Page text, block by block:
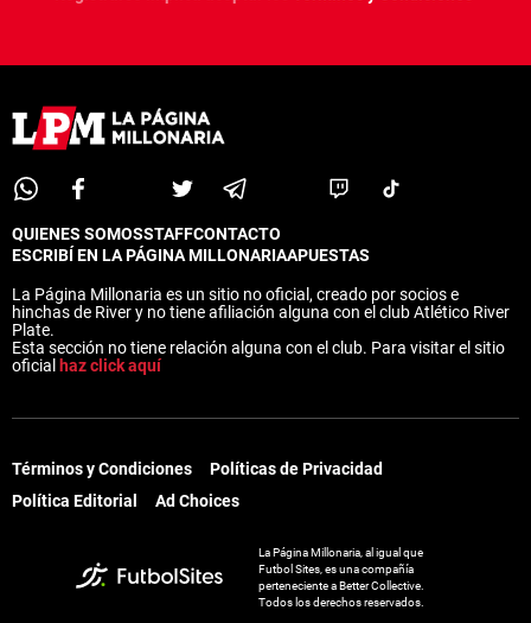
QUIENES SOMOSSTAFFCONTACTO
ESCRIBÍ EN LA PÁGINA MILLONARIAAPUESTAS
La Página Millonaria es un sitio no oficial, creado por socios e
hinchas de River y no tiene afiliación alguna con el club Atlético River
Plate.
Esta sección no tiene relación alguna con el club. Para visitar el sitio
oficial haz click aquí
Términos y Condiciones
Políticas de Privacidad
Política Editorial
Ad Choices
La Página Millonaria, al igual que
Futbol Sites, es una compañía
perteneciente a Better Collective.
Todos los derechos reservados.